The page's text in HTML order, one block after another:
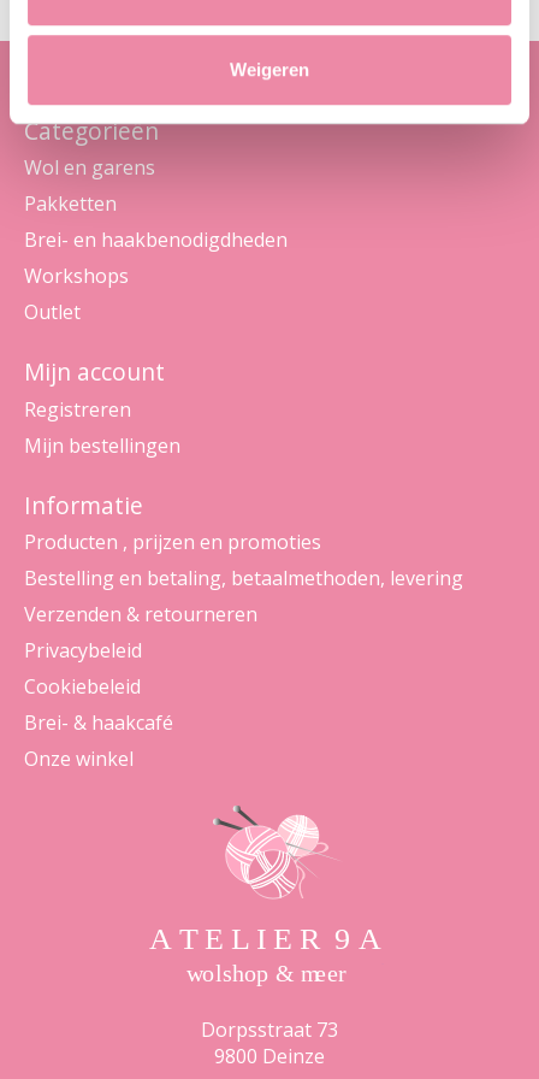
Weigeren
Categorieën
Wol en garens
Pakketten
Brei- en haakbenodigdheden
Workshops
Outlet
Mijn account
Registreren
Mijn bestellingen
Informatie
Producten , prijzen en promoties
Bestelling en betaling, betaalmethoden, levering
Verzenden & retourneren
Privacybeleid
Cookiebeleid
Brei- & haakcafé
Onze winkel
Dorpsstraat 73
9800 Deinze